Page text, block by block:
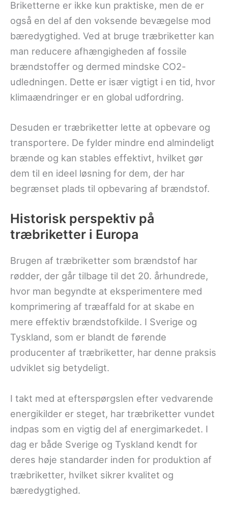
Briketterne er ikke kun praktiske, men de er
også en del af den voksende bevægelse mod
bæredygtighed. Ved at bruge træbriketter kan
man reducere afhængigheden af fossile
brændstoffer og dermed mindske CO2-
udledningen. Dette er især vigtigt i en tid, hvor
klimaændringer er en global udfordring.
Desuden er træbriketter lette at opbevare og
transportere. De fylder mindre end almindeligt
brænde og kan stables effektivt, hvilket gør
dem til en ideel løsning for dem, der har
begrænset plads til opbevaring af brændstof.
Historisk perspektiv på
træbriketter i Europa
Brugen af træbriketter som brændstof har
rødder, der går tilbage til det 20. århundrede,
hvor man begyndte at eksperimentere med
komprimering af træaffald for at skabe en
mere effektiv brændstofkilde. I Sverige og
Tyskland, som er blandt de førende
producenter af træbriketter, har denne praksis
udviklet sig betydeligt.
I takt med at efterspørgslen efter vedvarende
energikilder er steget, har træbriketter vundet
indpas som en vigtig del af energimarkedet. I
dag er både Sverige og Tyskland kendt for
deres høje standarder inden for produktion af
træbriketter, hvilket sikrer kvalitet og
bæredygtighed.